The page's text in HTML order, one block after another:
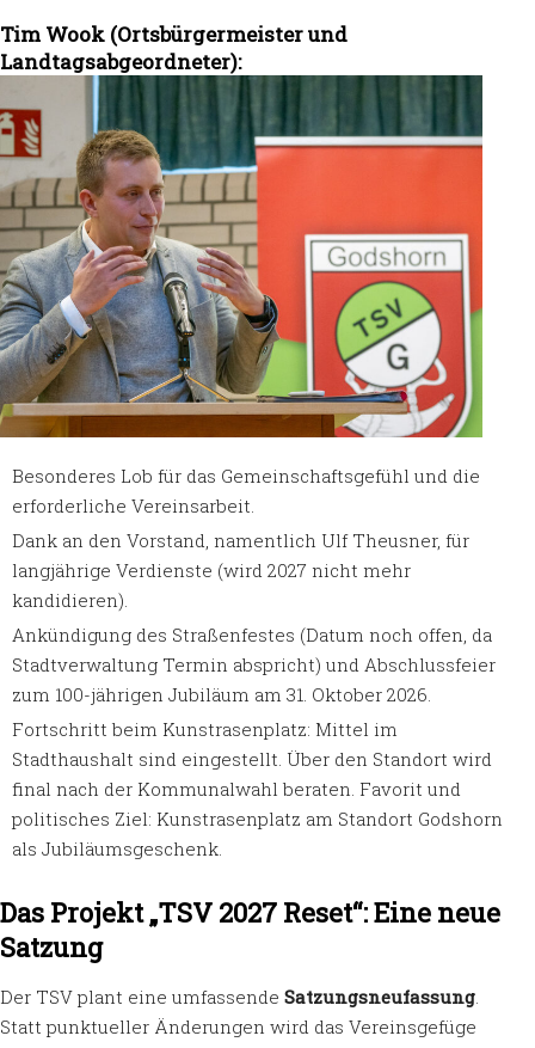
Tim Wook (Ortsbürgermeister und
Landtagsabgeordneter):
Besonderes Lob für das Gemeinschaftsgefühl und die
erforderliche Vereinsarbeit.
Dank an den Vorstand, namentlich Ulf Theusner, für
langjährige Verdienste (wird 2027 nicht mehr
kandidieren).
Ankündigung des Straßenfestes (Datum noch offen, da
Stadtverwaltung Termin abspricht) und Abschlussfeier
zum 100-jährigen Jubiläum am 31. Oktober 2026.
Fortschritt beim Kunstrasenplatz: Mittel im
Stadthaushalt sind eingestellt. Über den Standort wird
final nach der Kommunalwahl beraten. Favorit und
politisches Ziel: Kunstrasenplatz am Standort Godshorn
als Jubiläumsgeschenk.
Das Projekt „TSV 2027 Reset“: Eine neue
Satzung
Der TSV plant eine umfassende Satzungsneufassung
Statt punktueller Änderungen wird das Vereinsgefüge